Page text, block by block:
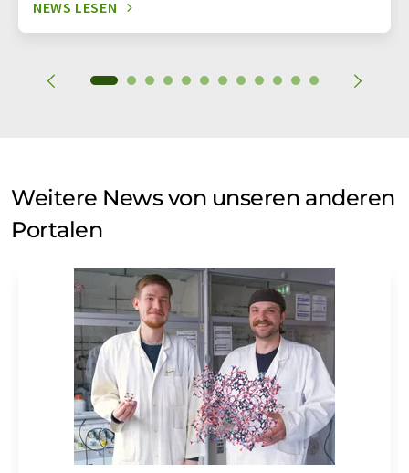
NEWS LESEN
Weitere News von unseren anderen
Portalen